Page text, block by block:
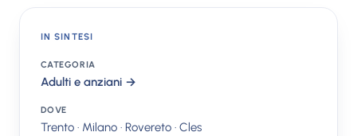
IN SINTESI
CATEGORIA
Adulti e anziani →
DOVE
Trento · Milano · Rovereto · Cles